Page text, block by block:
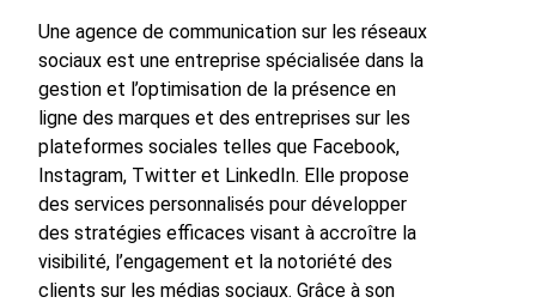
Une agence de communication sur les réseaux
sociaux est une entreprise spécialisée dans la
gestion et l’optimisation de la présence en
ligne des marques et des entreprises sur les
plateformes sociales telles que Facebook,
Instagram, Twitter et LinkedIn. Elle propose
des services personnalisés pour développer
des stratégies efficaces visant à accroître la
visibilité, l’engagement et la notoriété des
clients sur les médias sociaux. Grâce à son